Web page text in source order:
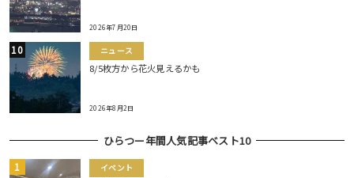
2026年7月20日
ニュース
8/5枚方から花火見えるかも
2026年8月2日
ひらつー年間人気記事ベスト10
イベント